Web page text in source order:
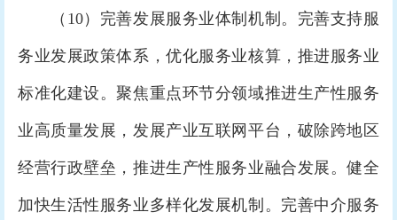
（10）完善发展服务业体制机制。完善支持服
务业发展政策体系，优化服务业核算，推进服务业
标准化建设。聚焦重点环节分领域推进生产性服务
业高质量发展，发展产业互联网平台，破除跨地区
经营行政壁垒，推进生产性服务业融合发展。健全
加快生活性服务业多样化发展机制。完善中介服务